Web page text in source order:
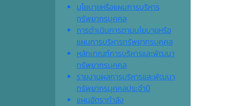
นโยบายหรือแผนการบริหาร
ทรัพยากรบุคคล
การดำเนินการตามนโยบายหรือ
แผนการบริหารทรัพยากรบุคคล
หลักเกณฑ์การบริหารและพัฒนา
ทรัพยากรบุคคล
รายงานผลการบริหารและพัฒนา
ทรัพยากรบุคคลประจำปี
แผนอัตรากำลัง